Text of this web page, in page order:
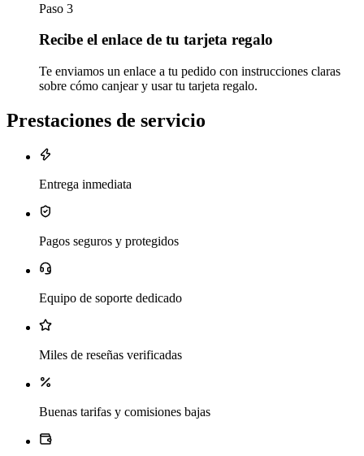
Paso 3
Recibe el enlace de tu tarjeta regalo
Te enviamos un enlace a tu pedido con instrucciones claras
sobre cómo canjear y usar tu tarjeta regalo.
Prestaciones de servicio
Entrega inmediata
Pagos seguros y protegidos
Equipo de soporte dedicado
Miles de reseñas verificadas
Buenas tarifas y comisiones bajas